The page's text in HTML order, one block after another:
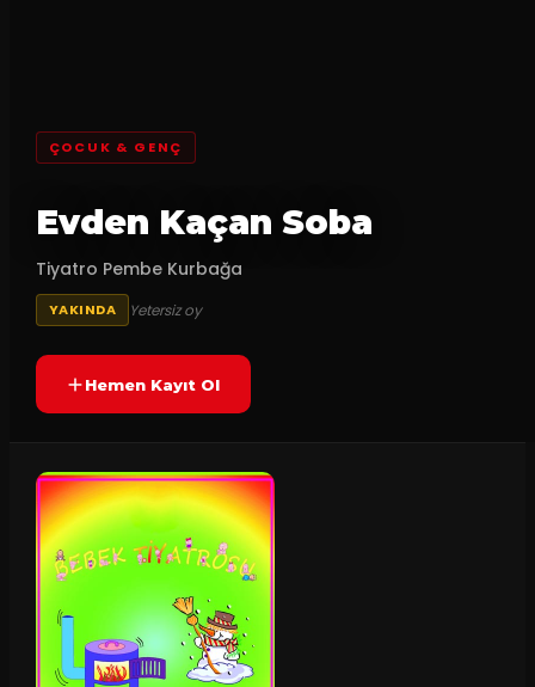
ÇOCUK & GENÇ
Evden Kaçan Soba
Tiyatro Pembe Kurbağa
YAKINDA Yetersiz oy
Hemen Kayıt Ol